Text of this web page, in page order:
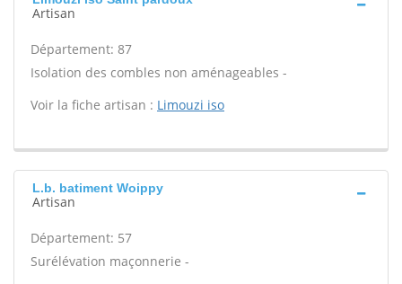
Artisan
Département: 87
Isolation des combles non aménageables -
Voir la fiche artisan : Limouzi iso
L.b. batiment Woippy
Artisan
Département: 57
Surélévation maçonnerie -